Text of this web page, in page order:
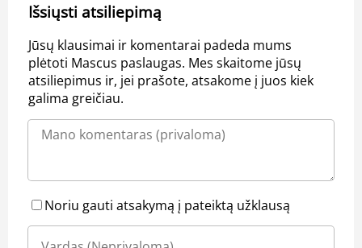
Išsiųsti atsiliepimą
Jūsų klausimai ir komentarai padeda mums
plėtoti Mascus paslaugas. Mes skaitome jūsų
atsiliepimus ir, jei prašote, atsakome į juos kiek
galima greičiau.
Noriu gauti atsakymą į pateiktą užklausą